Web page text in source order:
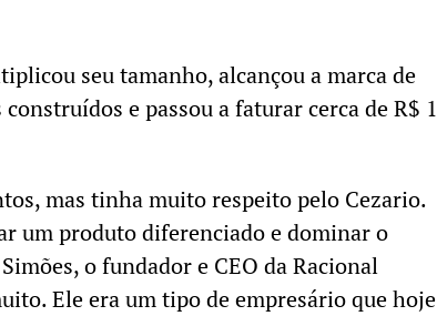
seu tamanho, alcançou a marca de
e passou a faturar cerca de R$ 1
mas tinha muito respeito pelo Cezario.
um produto diferenciado e dominar o
o fundador e CEO da Racional
Ele era um tipo de empresário que hoje